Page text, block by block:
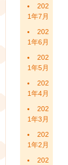
202
1年7月
202
1年6月
202
1年5月
202
1年4月
202
1年3月
202
1年2月
202